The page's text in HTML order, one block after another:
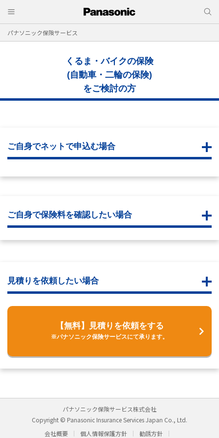
パナソニック保険サービス
くるま・バイクの保険
(自動車・二輪の保険)
をご検討の方
ご自身でネットで申込む場合
ご自身で保険料を確認したい場合
見積りを依頼したい場合
【無料】見積りを依頼をする
※パナソニック保険サービスにて承ります。
パナソニック保険サービス株式会社
Copyright © Panasonic Insurance Services Japan Co., Ltd.
会社概要
個人情報保護方針 勧誘方針